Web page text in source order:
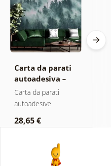
Carta da parati
autoadesiva –
Foresta nella
nebbia
Carta da parati
autoadesive
28,65 €